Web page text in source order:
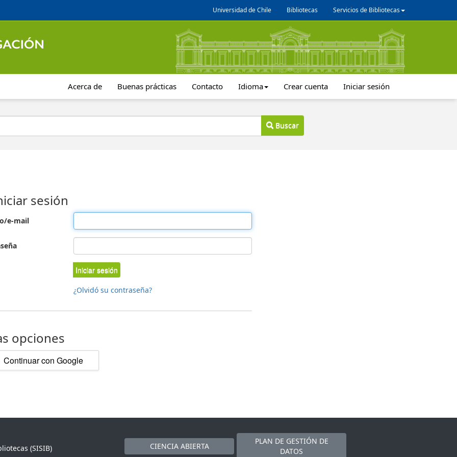
Universidad de Chile Bibliotecas Servicios de Bibliotecas
Acerca de Buenas prácticas Contacto Idioma Crear cuenta Iniciar sesión
Buscar
sesión
e-mail
Iniciar sesión
¿Olvidó su contraseña?
opciones
Continuar con Google
(SISIB)
CIENCIA ABIERTA
PLAN DE GESTIÓN DE
DATOS